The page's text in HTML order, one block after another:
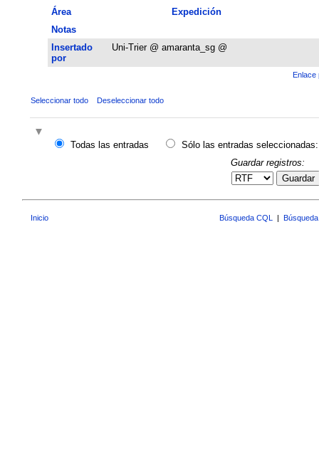
Área
Expedición
Notas
Insertado
por
Uni-Trier @ amaranta_sg @
Enlace
Seleccionar todo Deseleccionar todo
Todas las entradas
Sólo las entradas seleccionadas:
Guardar registros:
Guardar
Inicio Búsqueda CQL